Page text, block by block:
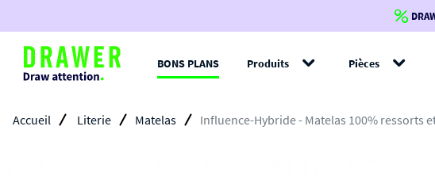
BONS PLANS Produits Pièces
Accueil Literie Matelas Influence-Hybride - Matelas 100% ressorts